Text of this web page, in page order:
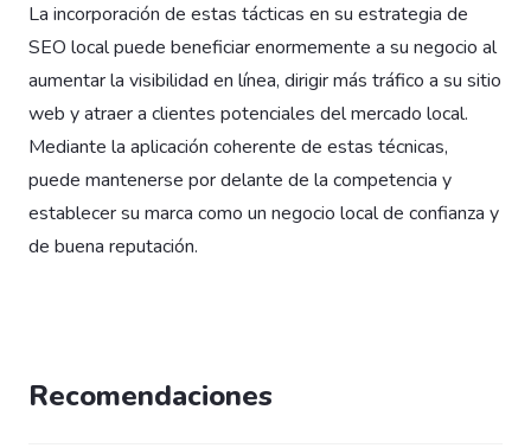
La incorporación de estas tácticas en su estrategia de
SEO local puede beneficiar enormemente a su negocio al
aumentar la visibilidad en línea, dirigir más tráfico a su sitio
web y atraer a clientes potenciales del mercado local.
Mediante la aplicación coherente de estas técnicas,
puede mantenerse por delante de la competencia y
establecer su marca como un negocio local de confianza y
de buena reputación.
Recomendaciones